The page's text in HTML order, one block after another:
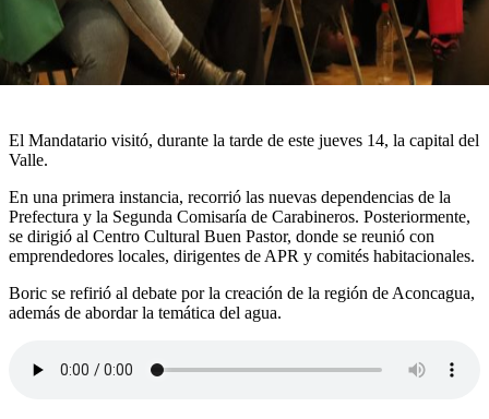
El Mandatario visitó, durante la tarde de este jueves 14, la capital del
Valle.
En una primera instancia, recorrió las nuevas dependencias de la
Prefectura y la Segunda Comisaría de Carabineros. Posteriormente,
se dirigió al Centro Cultural Buen Pastor, donde se reunió con
emprendedores locales, dirigentes de APR y comités habitacionales.
Boric se refirió al debate por la creación de la región de Aconcagua,
además de abordar la temática del agua.